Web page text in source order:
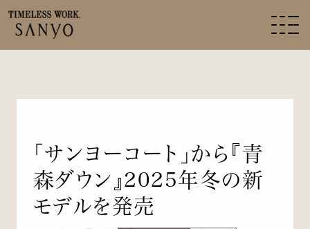
「サンヨーコート」から『青
森ダウン』2025年冬の新
モデルを発売